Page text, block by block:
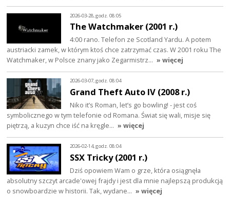
2026-03-28, godz. 08:05
The Watchmaker (2001 r.)
4:00 rano. Telefon ze Scotland Yardu. A potem
austriacki zamek, w którym ktoś chce zatrzymać czas. W 2001 roku The
Watchmaker, w Polsce znany jako Zegarmistrz… » więcej
2026-03-07, godz. 08:04
Grand Theft Auto IV (2008 r.)
Niko it’s Roman, let’s go bowling! - jest coś
symbolicznego w tym telefonie od Romana. Świat się wali, misje się
piętrzą, a kuzyn chce iść na kręgle… » więcej
2026-02-14, godz. 08:04
SSX Tricky (2001 r.)
Dziś opowiem Wam o grze, która osiągnęła
absolutny szczyt arcade'owej frajdy i jest dla mnie najlepszą produkcją
o snowboardzie w historii. Tak, wydane… » więcej